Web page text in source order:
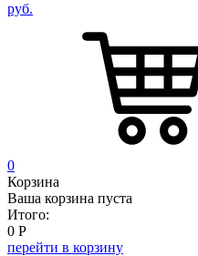
руб.
0
Корзина
Ваша корзина пуста
Итого:
0 Р
перейти в корзину